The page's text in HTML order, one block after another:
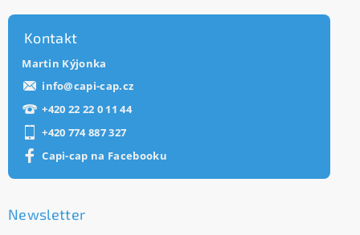
Kontakt
Martin Kýjonka
info@capi-cap.cz
+420 22 22 0 11 44
+420 774 887 327
Capi-cap na Facebooku
Newsletter